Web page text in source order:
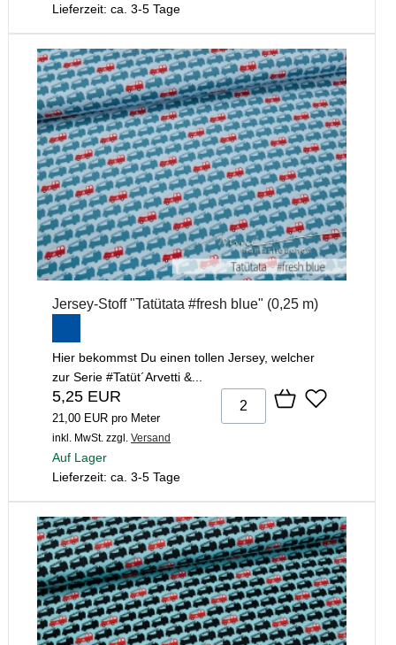
Lieferzeit: ca. 3-5 Tage
Jersey-Stoff "Tatütata #fresh blue" (0,25 m)
Hier bekommst Du einen tollen Jersey, welcher
zur Serie #Tatüt´Arvetti &...
5,25 EUR
21,00 EUR pro Meter
inkl. MwSt. zzgl. Versand
Auf Lager
Lieferzeit: ca. 3-5 Tage